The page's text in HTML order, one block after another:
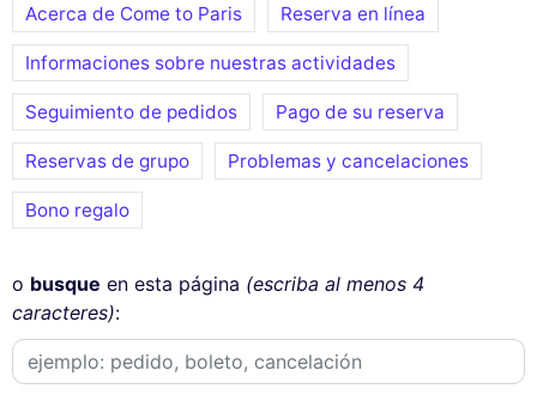
Acerca de Come to Paris Reserva en línea
Informaciones sobre nuestras actividades
Seguimiento de pedidos Pago de su reserva
Reservas de grupo Problemas y cancelaciones
Bono regalo
o busque en esta página (escriba al menos 4
caracteres):